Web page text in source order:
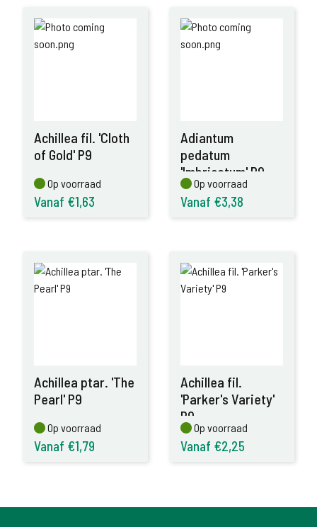
Achillea fil. 'Cloth
of Gold' P9
Op voorraad
Op voorraad
Vanaf €1,63
Adiantum
pedatum
'Imbricatum' P9
Op voorraad
Op voorraad
Vanaf €3,38
Achillea ptar. 'The
Pearl' P9
Op voorraad
Op voorraad
Vanaf €1,79
Achillea fil.
'Parker's Variety'
P9
Op voorraad
Op voorraad
Vanaf €2,25